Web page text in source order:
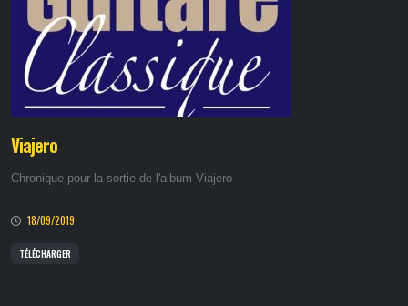
Viajero
Chronique pour la sortie de l'album Viajero
18/09/2019
TÉLÉCHARGER